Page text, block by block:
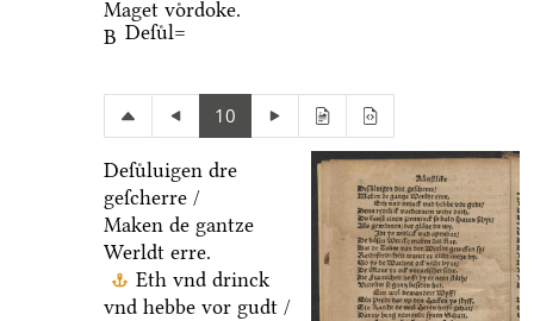
Maget voͤrdoke.
B Deſuͤl=
10
Deſuͤluigen dre
geſcherre /
Maken de gantze
Werldt erre.
Eth vnd drinck
vnd hebbe vor gudt /